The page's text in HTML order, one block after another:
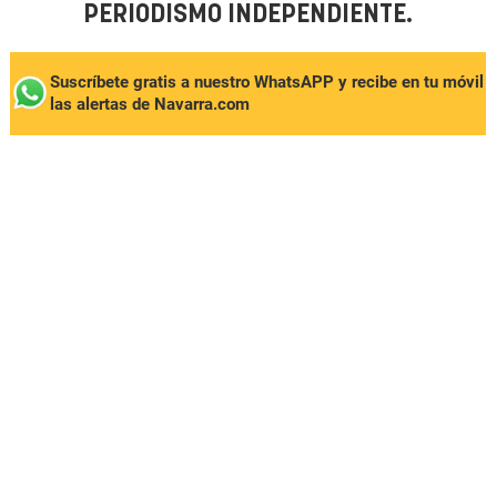
PERIODISMO INDEPENDIENTE.
Suscríbete gratis a nuestro WhatsAPP y recibe en tu móvil
las alertas de Navarra.com